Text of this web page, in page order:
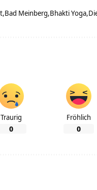
Bad Meinberg Bhakti Yoga
Traurig
0
Fröhlich
0